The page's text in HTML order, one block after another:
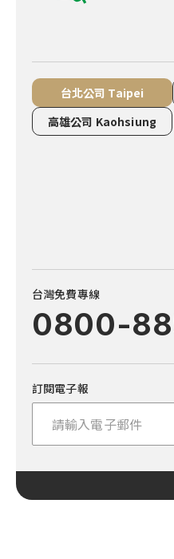
台北公司 Taipei
高雄公司 Kaohsiung
台灣免費專線
0800-
訂閱電子報